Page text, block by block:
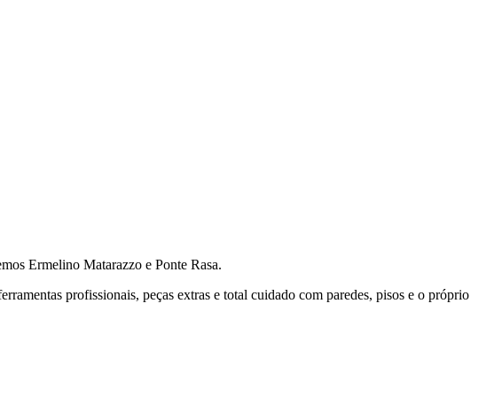
Ermelino Matarazzo e Ponte Rasa.
profissionais, peças extras e total cuidado com paredes, pisos e o próprio